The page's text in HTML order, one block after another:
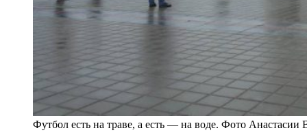
Футбол есть на траве, а есть — на воде. Фото Анастасии